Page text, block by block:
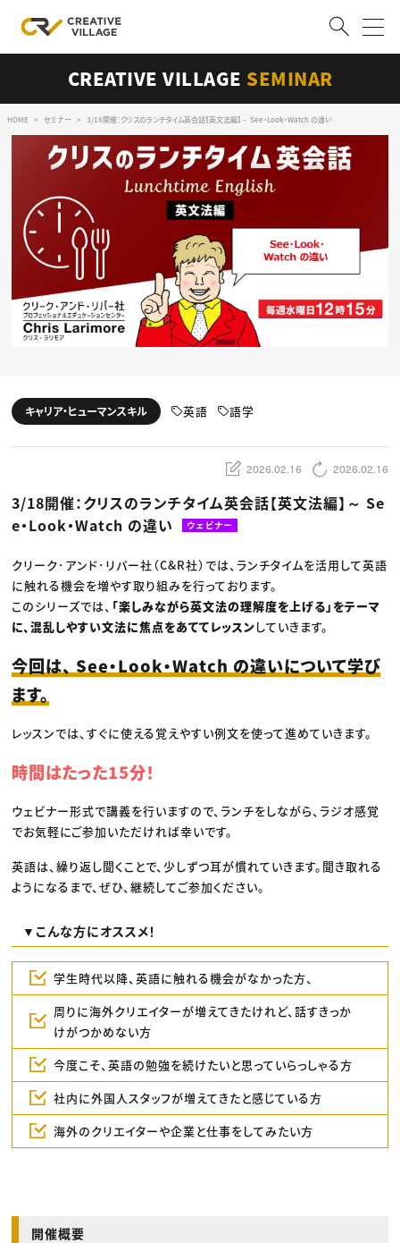
ログイン 会員登録
クリエイター求人を探す
CREATIVE JOB求人検索
特集求人
採用説明会
転職支援サービス
CONTENTS
スキルアップしたい！
動画配信・映像制作
編集・ライティング
ディレクション
TOP Creator’s コラム トップ
Webクリエイター
ゲームクリエイター
クリエイターインタビュー
C＆R Magazine
セミナー
ニュース・トレンド トップ
Web
映像
広告
出版
CREATIVE VILLAGEからのお知らせ
プロフェッショナル×つながる×メディア
CREATIVE VILLAGE SEMINAR
HOME セミナー 3/18開催：クリスのランチタイム英会話【英文法編】～ See・Look・Watch の違い
キャリア・ヒューマンスキル 英語 語学
2026.02.16 2026.02.16
3/18開催：クリスのランチタイム英会話【英文法編】～ Se
e・Look・Watch の違い
ウェビナー
クリーク･アンド･リバー社（C&R社）では、ランチタイムを活用して英語
に触れる機会を増やす取り組みを行っております。
このシリーズでは、 「楽しみながら英文法の理解度を上げる」をテーマ
に、混乱しやすい文法に焦点をあててレッスンしていきます。
今回は、 See・Look・Watch の違いについて学び
ます。
レッスンでは、すぐに使える覚えやすい例文を使って進めていきます。
時間はたった15分！
ウェビナー形式で講義を行いますので、ランチをしながら、ラジオ感覚
でお気軽にご参加いただければ幸いです。
英語は、繰り返し聞くことで、少しずつ耳が慣れていきます。聞き取れる
ようになるまで、ぜひ、継続してご参加ください。
▼こんな方にオススメ！
学生時代以降、英語に触れる機会がなかった方、
周りに海外クリエイターが増えてきたけれど、話すきっか
けがつかめない方
今度こそ、英語の勉強を続けたいと思っていらっしゃる方
社内に外国人スタッフが増えてきたと感じている方
海外のクリエイターや企業と仕事をしてみたい方
開催概要